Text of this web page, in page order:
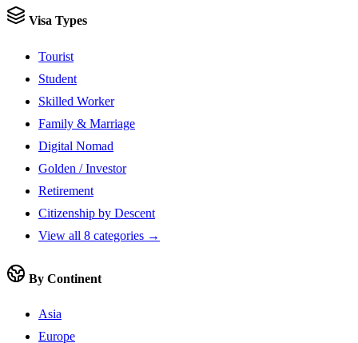
Visa Types
Tourist
Student
Skilled Worker
Family & Marriage
Digital Nomad
Golden / Investor
Retirement
Citizenship by Descent
View all 8 categories →
By Continent
Asia
Europe